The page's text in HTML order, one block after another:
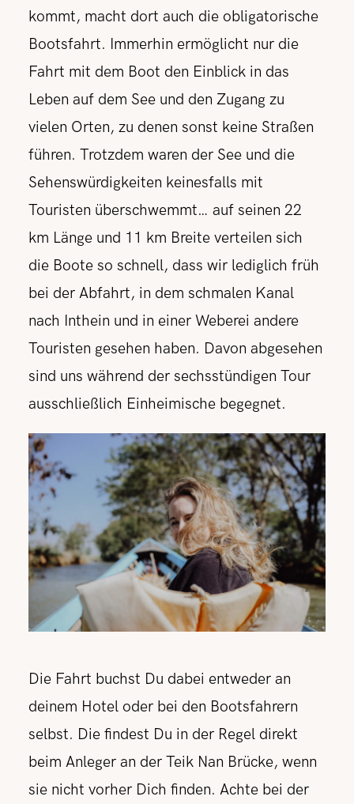
kommt, macht dort auch die obligatorische
Bootsfahrt. Immerhin ermöglicht nur die
Fahrt mit dem Boot den Einblick in das
Leben auf dem See und den Zugang zu
vielen Orten, zu denen sonst keine Straßen
führen. Trotzdem waren der See und die
Sehenswürdigkeiten keinesfalls mit
Touristen überschwemmt… auf seinen 22
km Länge und 11 km Breite verteilen sich
die Boote so schnell, dass wir lediglich früh
bei der Abfahrt, in dem schmalen Kanal
nach Inthein und in einer Weberei andere
Touristen gesehen haben. Davon abgesehen
sind uns während der sechsstündigen Tour
ausschließlich Einheimische begegnet.
Die Fahrt buchst Du dabei entweder an
deinem Hotel oder bei den Bootsfahrern
selbst. Die findest Du in der Regel direkt
beim Anleger an der Teik Nan Brücke, wenn
sie nicht vorher Dich finden. Achte bei der